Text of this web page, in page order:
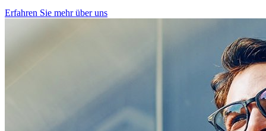
Erfahren Sie mehr über uns